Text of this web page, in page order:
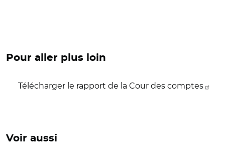
Pour aller plus loin
Télécharger le rapport de la Cour des comptes
Voir aussi